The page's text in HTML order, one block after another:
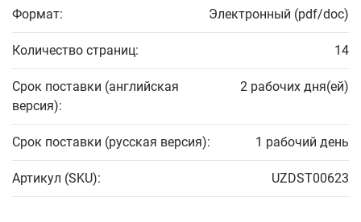
Формат: Электронный (pdf/doc)
Количество страниц: 14
Срок поставки (английская
версия):
2 рабочих дня(ей)
Срок поставки (русская версия): 1 рабочий день
Артикул (SKU): UZDST00623